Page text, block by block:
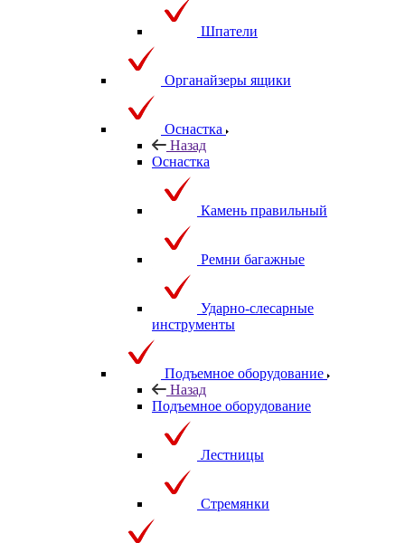
Шпатели
Органайзеры ящики
Оснастка
Назад
Оснастка
Камень правильный
Ремни багажные
Ударно-слесарные
инструменты
Подъемное оборудование
Назад
Подъемное оборудование
Лестницы
Стремянки